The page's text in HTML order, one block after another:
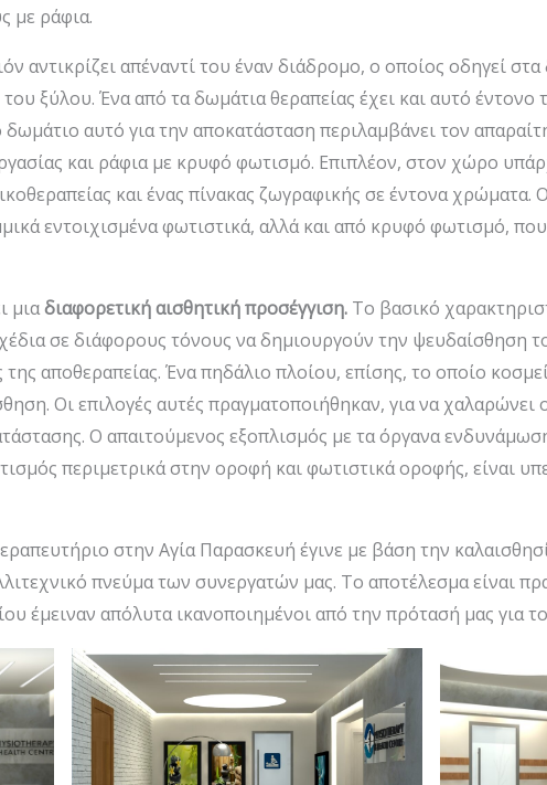
με ράφια.
αντικρίζει απέναντί του έναν διάδρομο, ο οποίος οδηγεί
ξύλου. Ένα από τα δωμάτια θεραπείας έχει και αυτό έντονο
αυτό για την αποκατάσταση περιλαμβάνει τον
και ράφια με κρυφό φωτισμό. Επιπλέον, στον χώρο
και ένας πίνακας ζωγραφικής σε έντονα χρώματα.
εντοιχισμένα φωτιστικά, αλλά και από κρυφό φωτισμό,
μιαδιαφορετική αισθητική προσέγγιση. Το βασικό
σε διάφορους τόνους να δημιουργούν την ψευδαίσθηση
αποθεραπείας. Ένα πηδάλιο πλοίου, επίσης, το οποίο
Οι επιλογές αυτές πραγματοποιήθηκαν, για να χαλαρώνει
Ο απαιτούμενος εξοπλισμός με τα όργανα
περιμετρικά στην οροφή και φωτιστικά οροφής, είναι
στην Αγία Παρασκευή έγινε με βάση την
πνεύμα των συνεργατών μας. Το αποτέλεσμα είναι
έμειναν απόλυτα ικανοποιημένοι από την πρότασή μας για